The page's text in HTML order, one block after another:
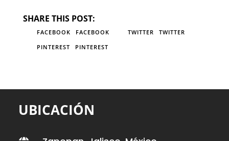
SHARE THIS POST:
FACEBOOK FACEBOOK TWITTER
TWITTER
PINTEREST
PINTEREST
UBICACIÓN